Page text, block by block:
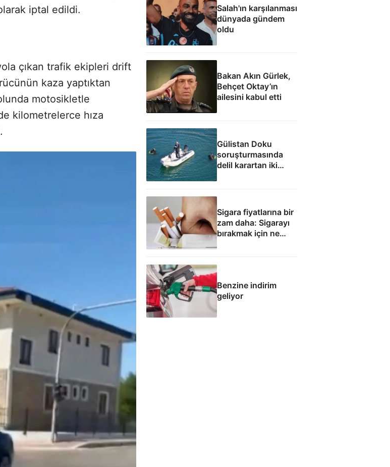
iptal edildi.
çıkan trafik ekipleri drift
kaza yaptıktan
motosikletle
kilometrelerce hıza
Salah'ın karşılanması
dünyada gündem
oldu
Bakan Akın Gürlek,
Behçet Oktay’ın
ailesini kabul etti
Gülistan Doku
soruşturmasında
delil karartan iki
Sigara fiyatlarına bir
zam daha: Sigarayı
bırakmak için ne
Benzine indirim
geliyor